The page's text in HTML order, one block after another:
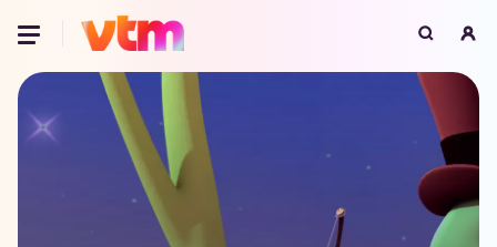
Voor je onze programma's gaat ontdekken,
best je browser updaten of hieronder één
van de ondersteunde browsers
downloaden.
Google Chrome Download